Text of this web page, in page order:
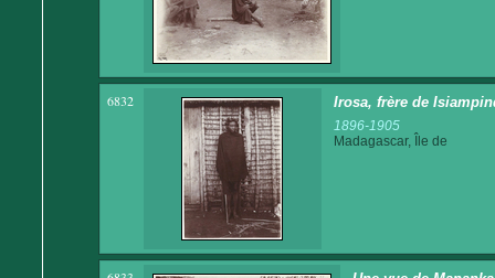
6832 Irosa, frère de
1896-1905
Madagascar, Île de